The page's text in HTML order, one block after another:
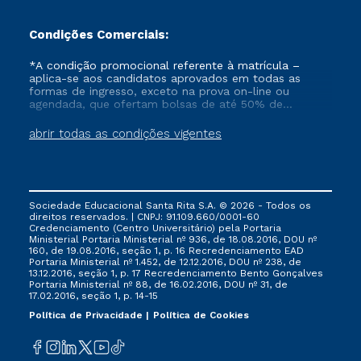
Condições Comerciais:
abrir todas as condições vigentes
*A condição promocional referente à matrícula –
aplica-se aos candidatos aprovados em todas as
formas de ingresso, exceto na prova on-line ou
agendada, que ofertam bolsas de até 50% de
que ainda não tenham efetivado e/ou não tenham
cancelado ou trancado sua matrícula em uma das
FIES, Prouni e outros programas governamentais, e
não se acumula com nenhuma outra campanha
ofertada pela Instituição.
Sociedade Educacional Santa Rita S.A. © 2026 - Todos os
direitos reservados. | CNPJ: 91.109.660/0001-60
Credenciamento (Centro Universitário) pela Portaria
Ministerial Portaria Ministerial nº 936, de 18.08.2016, DOU nº
160, de 19.08.2016, seção 1, p. 16 Recredenciamento EAD
Portaria Ministerial nº 1.452, de 12.12.2016, DOU nº 238, de
13.12.2016, seção 1, p. 17 Recredenciamento Bento Gonçalves
Portaria Ministerial nº 88, de 16.02.2016, DOU nº 31, de
17.02.2016, seção 1, p. 14-15
Política de Privacidade
Política de Cookies